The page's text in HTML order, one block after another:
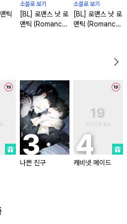
틱
소설로 보기
[BL] 로맨스 낫 로
맨틱 (Romance
소설로 보기
[BL] 로맨스 낫 로
맨틱 (Romance
나쁜 친구 캐비넷 메이드